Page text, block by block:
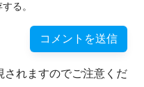
る。
されますのでご注意くだ